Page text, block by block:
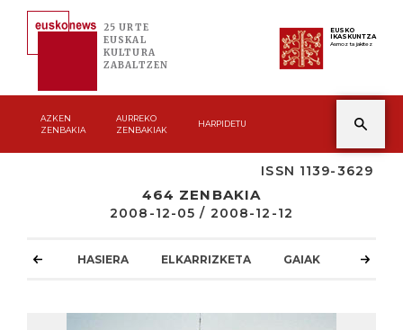
25 URTE
EUSKAL
KULTURA
ZABALTZEN
EUSKO
IKASKUNTZA
Asmoz ta jakitez
AZKEN
ZENBAKIA
AURREKO
ZENBAKIAK
HARPIDETU
ISSN 1139-3629
464 ZENBAKIA
2008-12-05 / 2008-12-12
HASIERA ELKARRIZKETA GAIAK